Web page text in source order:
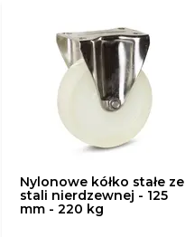
Nylonowe kółko stałe ze
stali nierdzewnej - 125
mm - 220 kg